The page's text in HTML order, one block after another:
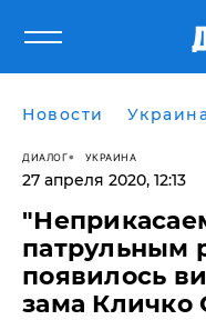
Новости
ДИАЛОГ УКРАИНА
27 апреля 2020, 12:13
патрульным
появилось
зама Кличко